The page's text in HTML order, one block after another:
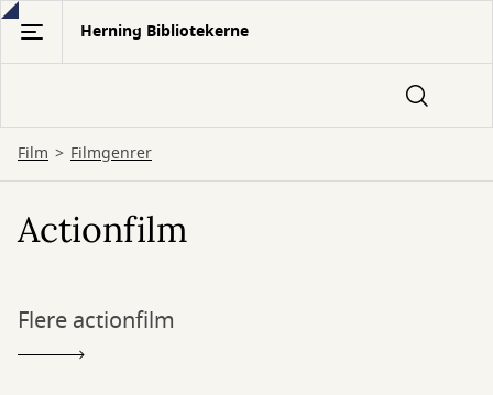
Gå
hovedindhold
Herning Bibliotekerne
Film Filmgenrer
Actionfilm
Flere actionfilm